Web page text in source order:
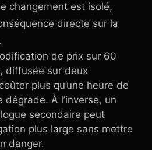
changement est isolé,
directe sur la
de prix sur 60
diffusée sur deux
plus qu’une heure de
À l’inverse, un
secondaire peut
plus large sans mettre
danger.